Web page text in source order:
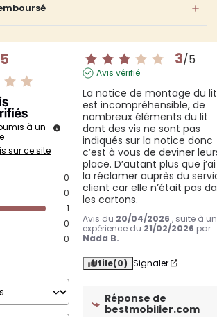
5
à un
sur ce site
0
0
1
0
0
3/5
Avis vérifié
La notice de montage du lit
est incompréhensible, de
nombreux éléments du lit
dont des vis ne sont pas
indiqués sur la notice donc
c’est à vous de deviner
place. D’autant plus que
la réclamer auprès du
client car elle n’était pas
les cartons.
Avis du 20/04/2026 , suite à
expérience du 21/02/2026 par
Nada B.
Utile(0) Signaler
Réponse de
bestmobilier.com